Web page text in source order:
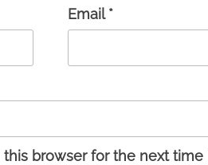
Email*
browser for the next time